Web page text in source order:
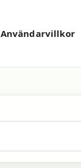
Användarvillkor